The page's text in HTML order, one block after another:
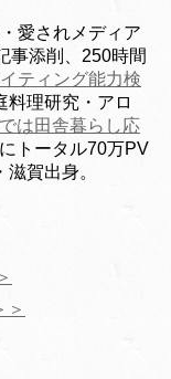
愛されメディア
事添削、250時間
ティング能力検
料理研究・アロ
は田舎暮らし応
トータル70万PV
賀出身。
＞